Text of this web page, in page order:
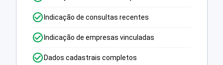
Indicação de consultas recentes
Indicação de empresas vinculadas
Dados cadastrais completos